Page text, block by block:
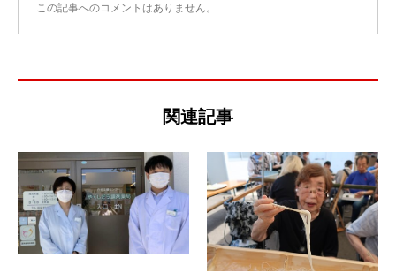
この記事へのコメントはありません。
関連記事